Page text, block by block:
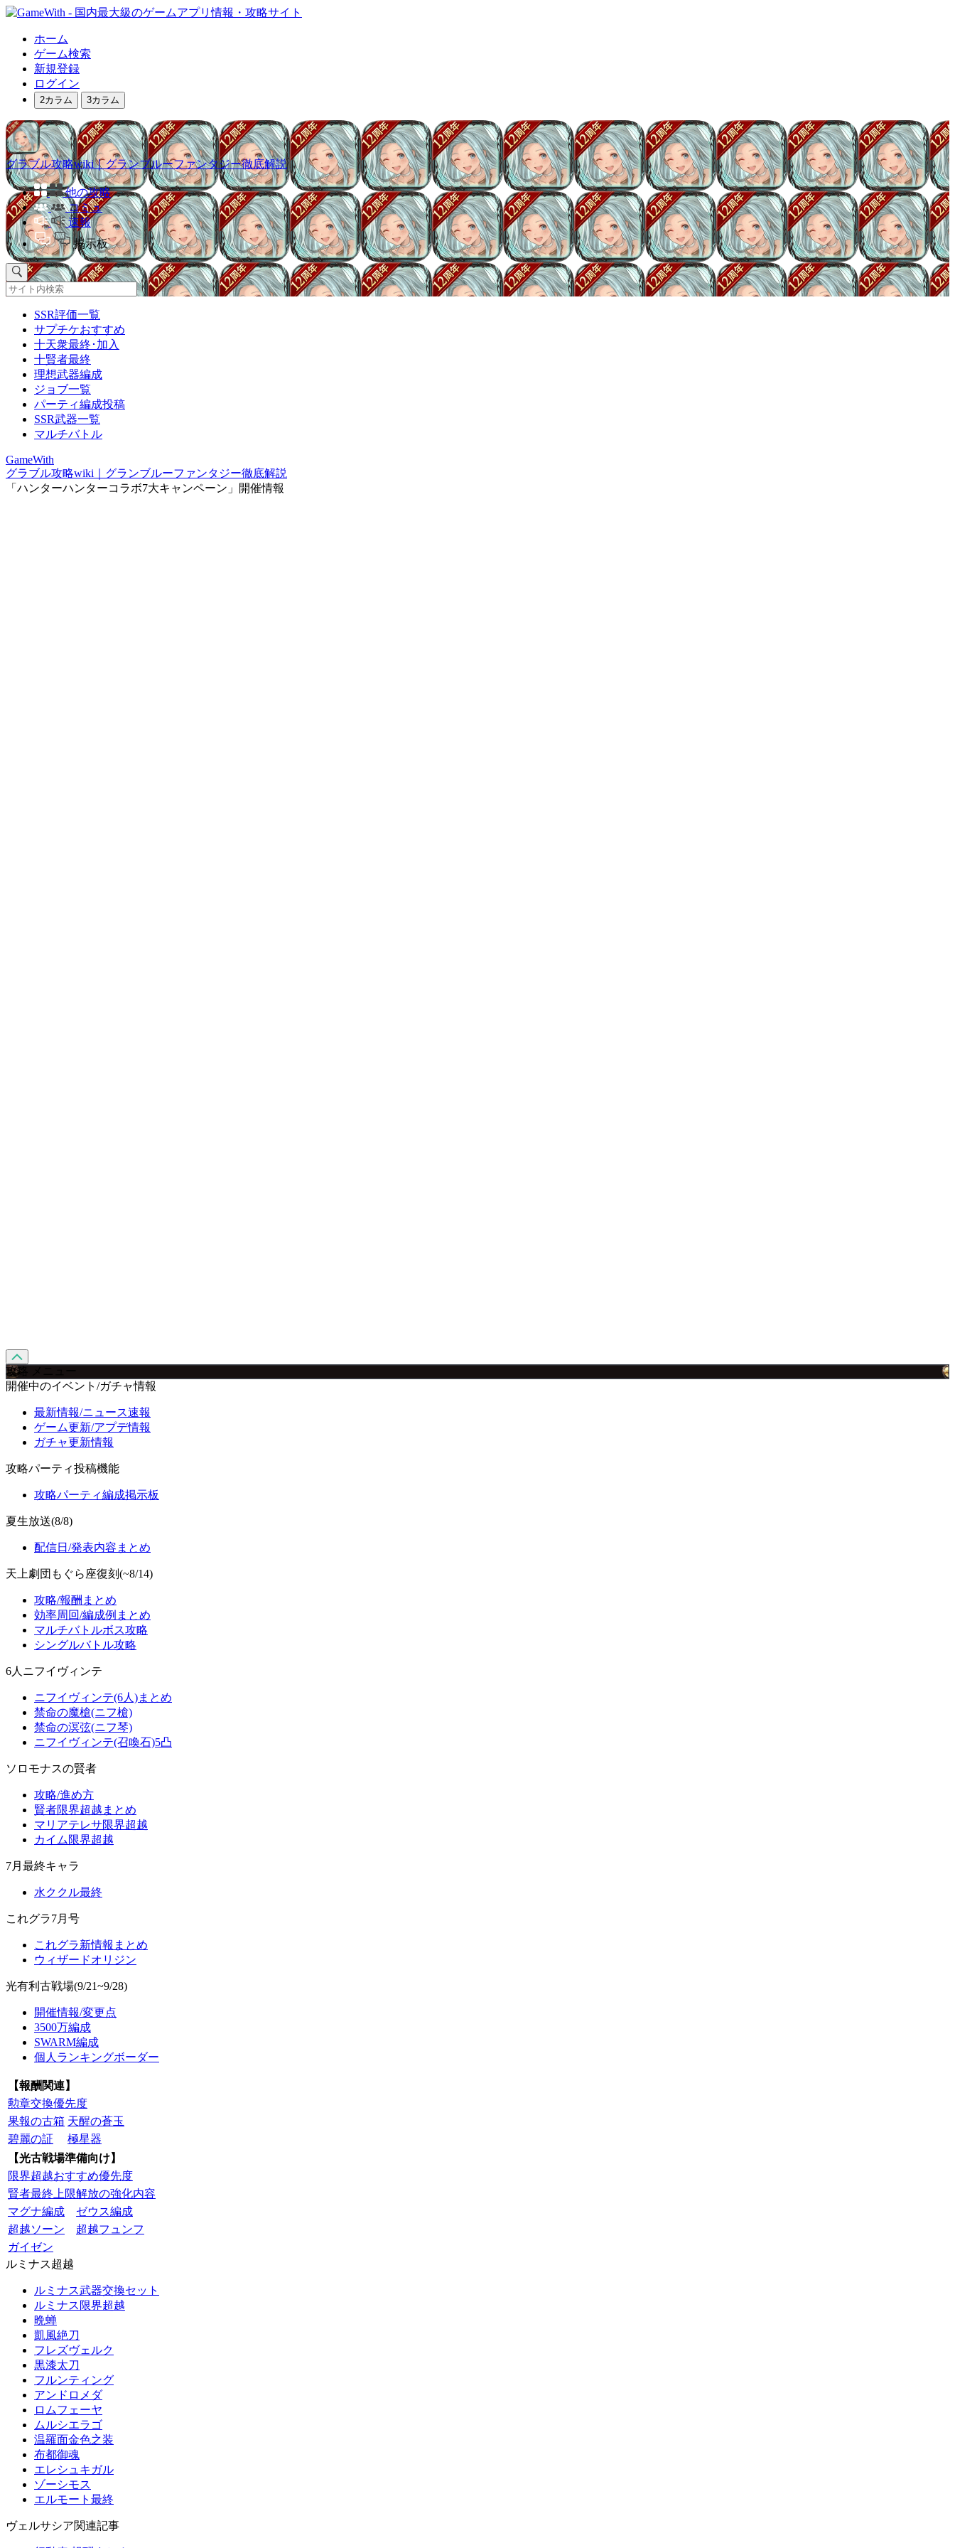
ホーム
ゲーム検索
新規登録
ログイン
2カラム 3カラム
グラブル攻略wiki｜グランブルーファンタジー徹底解説
他の攻略
コミュ
速報
掲示板
SSR評価一覧
サプチケおすすめ
十天衆最終･加入
十賢者最終
理想武器編成
ジョブ一覧
パーティ編成投稿
SSR武器一覧
マルチバトル
GameWith
グラブル攻略wiki｜グランブルーファンタジー徹底解説
「ハンターハンターコラボ7大キャンペーン」開催情報
攻略 メニュー
開催中のイベント/ガチャ情報
最新情報/ニュース速報
ゲーム更新/アプデ情報
ガチャ更新情報
攻略パーティ投稿機能
攻略パーティ編成掲示板
夏生放送(8/8)
配信日/発表内容まとめ
天上劇団もぐら座復刻(~8/14)
攻略/報酬まとめ
効率周回/編成例まとめ
マルチバトルボス攻略
シングルバトル攻略
6人ニフイヴィンテ
ニフイヴィンテ(6人)まとめ
禁命の魔槍(ニフ槍)
禁命の溟弦(ニフ琴)
ニフイヴィンテ(召喚石)5凸
ソロモナスの賢者
攻略/進め方
賢者限界超越まとめ
マリアテレサ限界超越
カイム限界超越
7月最終キャラ
水ククル最終
これグラ7月号
これグラ新情報まとめ
ウィザードオリジン
光有利古戦場(9/21~9/28)
開催情報/変更点
3500万編成
SWARM編成
個人ランキングボーダー
【報酬関連】
勲章交換優先度
果報の古箱 天醒の蒼玉
碧麗の証
極星器
【光古戦場準備向け】
限界超越おすすめ優先度
賢者最終上限解放の強化内容
マグナ編成
ゼウス編成
超越ソーン
超越フュンフ
ガイゼン
ルミナス超越
ルミナス武器交換セット
ルミナス限界超越
晩蝉
凱風絶刀
フレズヴェルク
黒漆太刀
フルンティング
アンドロメダ
ロムフェーヤ
ムルシエラゴ
温羅面金色之装
布都御魂
エレシュキガル
ゾーシモス
エルモート最終
ヴェルサシア関連記事